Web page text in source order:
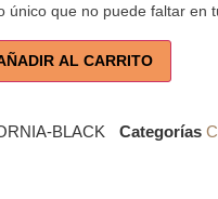
único que no puede faltar en
AL CARRITO
BLACK Categorías